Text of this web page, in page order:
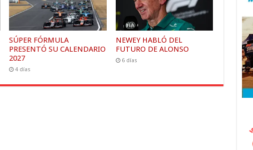
SÚPER FÓRMULA
PRESENTÓ SU CALENDARIO
2027
4 días
NEWEY HABLÓ DEL
FUTURO DE ALONSO
6 días